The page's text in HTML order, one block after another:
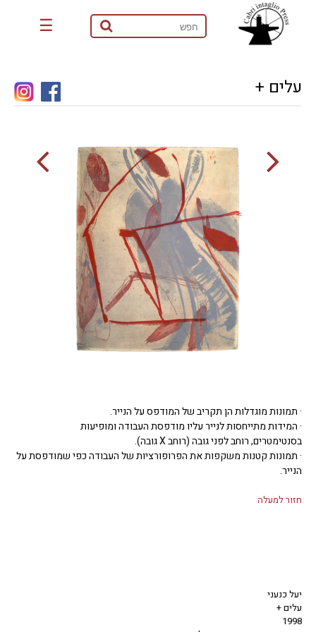
☰
עלים +
· תמונות מוגדלות הן תקריב של המודפס על הנייר.
· המידות מתייחסות לנייר עליו מודפסת העבודה ומופיעות
בסנטימטרים, רוחב לפני גובה (רוחב X גובה).
· תמונות קטנות משקפות את הפרופורציות של העבודה כפי שמודפסת על
הנייר.
חזור למעלה
יעל כנעני
עלים +
1998